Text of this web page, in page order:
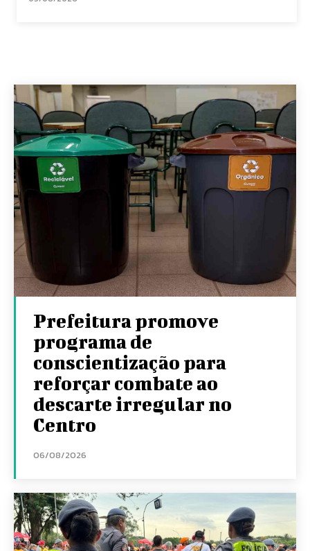
Prefeitura promove
programa de
conscientização para
reforçar combate ao
descarte irregular no
Centro
06/08/2026